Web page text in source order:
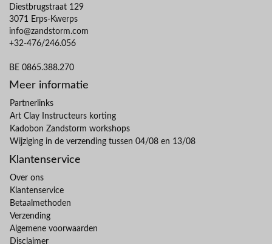
Diestbrugstraat 129
3071 Erps-Kwerps
info@zandstorm.com
+32-476/246.056
BE 0865.388.270
Meer informatie
Partnerlinks
Art Clay Instructeurs korting
Kadobon Zandstorm workshops
Wijziging in de verzending tussen 04/08 en 13/08
Klantenservice
Over ons
Klantenservice
Betaalmethoden
Verzending
Algemene voorwaarden
Disclaimer